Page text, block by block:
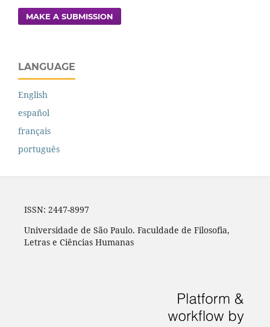
MAKE A SUBMISSION
LANGUAGE
English
español
français
português
ISSN: 2447-8997
Universidade de São Paulo. Faculdade de Filosofia,
Letras e Ciências Humanas